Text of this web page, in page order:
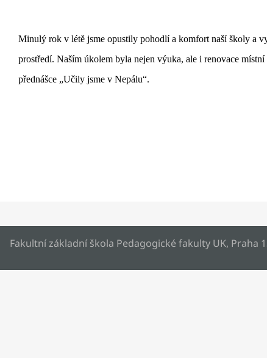
Minulý rok v létě jsme opustily pohodlí a komfort naší školy a
prostředí. Naším úkolem byla nejen výuka, ale i renovace
přednášce „Učily jsme v Nepálu“.
Fakultní základní škola Pedagogické fakulty UK, Praha